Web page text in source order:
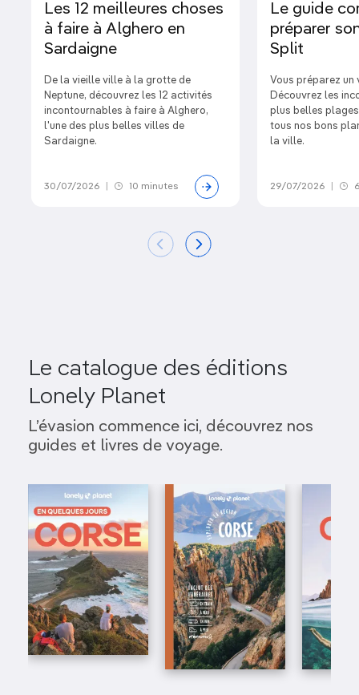
Les 12 meilleures choses
à faire à Alghero en
Sardaigne
De la vieille ville à la grotte de
Neptune, découvrez les 12 activités
incontournables à faire à Alghero,
l'une des plus belles villes de
Sardaigne.
30/07/2026 10 minutes
Le guide
préparer
Split
Vous préparez un
Découvrez les
plus belles
tous nos bons
la ville.
29/07/2026
Le catalogue des éditions
Lonely Planet
L’évasion commence ici, découvrez nos
guides et livres de voyage.